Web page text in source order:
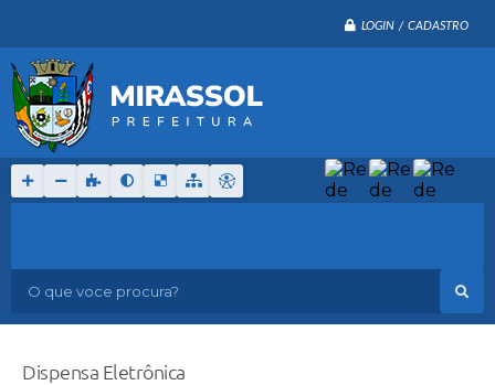
LOGIN / CADASTRO
O que voce procura?
Dispensa Eletrônica